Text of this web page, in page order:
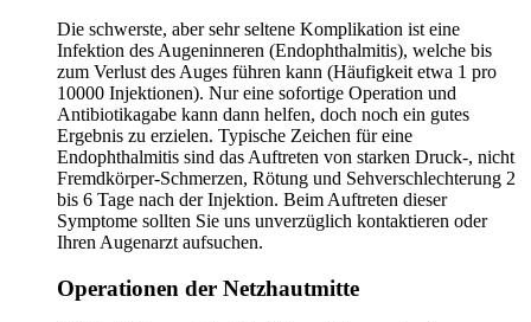
Die schwerste, aber sehr seltene Komplikation ist eine
Infektion des Augeninneren (Endophthalmitis), welche bis
zum Verlust des Auges führen kann (Häufigkeit etwa 1 pro
10000 Injektionen). Nur eine sofortige Operation und
Antibiotikagabe kann dann helfen, doch noch ein gutes
Ergebnis zu erzielen. Typische Zeichen für eine
Endophthalmitis sind das Auftreten von starken Druck-, nicht
Fremdkörper-Schmerzen, Rötung und Sehverschlechterung 2
bis 6 Tage nach der Injektion. Beim Auftreten dieser
Symptome sollten Sie uns unverzüglich kontaktieren oder
Ihren Augenarzt aufsuchen.
Operationen der Netzhautmitte